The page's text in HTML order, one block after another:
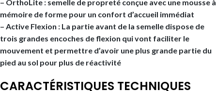
– OrthoLite : semelle de propreté conçue avec une mousse à
mémoire de forme pour un confort d’accueil immédiat
– Active Flexion : La partie avant de la semelle dispose de
trois grandes encoches de flexion qui vont faciliter le
mouvement et permettre d’avoir une plus grande partie du
pied au sol pour plus de réactivité
CARACTÉRISTIQUES TECHNIQUES